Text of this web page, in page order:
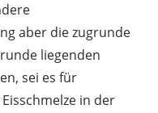
aber die zugrunde
liegenden
sei es für
in der